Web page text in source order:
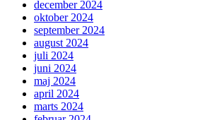
december 2024
oktober 2024
september 2024
august 2024
juli 2024
juni 2024
maj 2024
april 2024
marts 2024